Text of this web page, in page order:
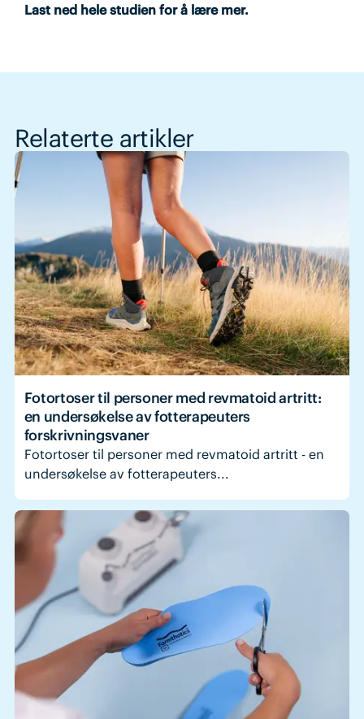
Last ned hele studien for å lære mer.
Relaterte artikler
Fotortoser til personer med revmatoid artritt:
en undersøkelse av fotterapeuters
forskrivningsvaner
Fotortoser til personer med revmatoid artritt - en
undersøkelse av fotterapeuters...